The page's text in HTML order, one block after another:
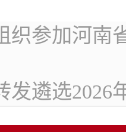
织参加河南
发遴选2026